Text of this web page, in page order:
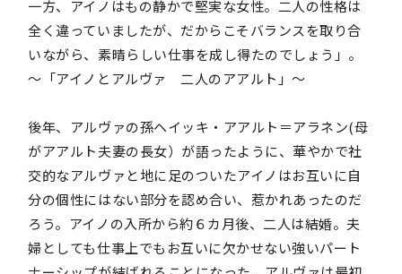
一方、アイノはもの静かで堅実な女性。二人の性格は
全く違っていましたが、だからこそバランスを取り合
いながら、素晴らしい仕事を成し得たのでしょう」。
～「アイノとアルヴァ 二人のアアルト」～
後年、アルヴァの孫ヘイッキ・アアルト＝アラネン(母
がアアルト夫妻の長女）が語ったように、華やかで社
交的なアルヴァと地に足のついたアイノはお互いに自
分の個性にはない部分を認め合い、惹かれあったのだ
ろう。アイノの入所から約６カ月後、二人は結婚。夫
婦としても仕事上でもお互いに欠かせない強いパート